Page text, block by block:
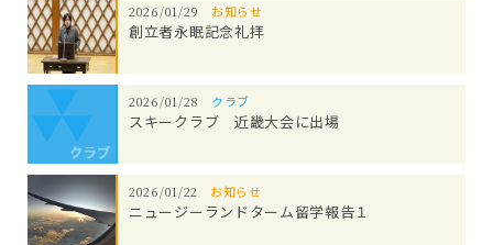
2026/01/29 お知らせ
創立者永眠記念礼拝
2026/01/28 クラブ
スキークラブ 近畿大会に出場
2026/01/22 お知らせ
ニュージーランドターム留学報告１